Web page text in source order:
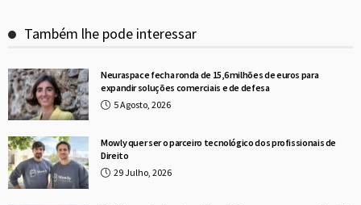
Também lhe pode interessar
Neuraspace fecha ronda de 15,6 milhões de euros para
expandir soluções comerciais e de defesa
5 Agosto, 2026
Mowly quer ser o parceiro tecnológico dos profissionais de
Direito
29 Julho, 2026